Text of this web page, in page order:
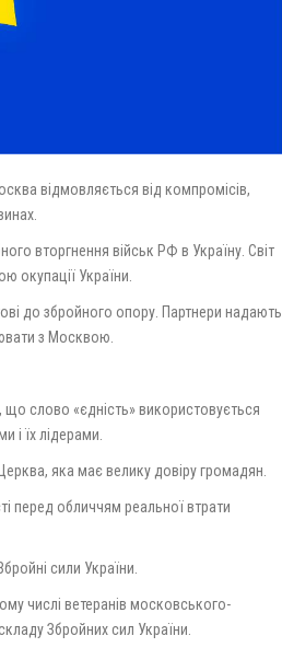
відмовляється від компромісів,
вторгнення військ РФ в Україну. Світ
окупації України.
до збройного опору. Партнери надають
з Москвою.
що слово «єдність» використовується
і їх лідерами.
яка має велику довіру громадян.
перед обличчям реальної втрати
сили України.
числі ветеранів московського-
Збройних сил України.